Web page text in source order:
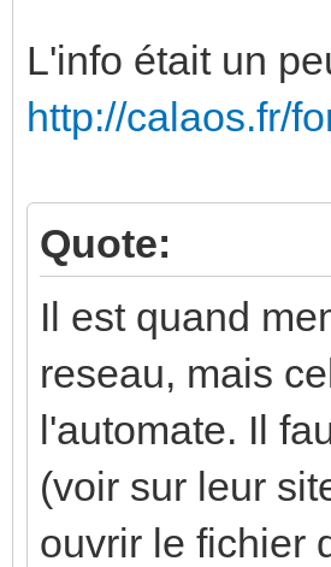
L'info était un
http://calaos.fr/
Quote:
Il est quand
reseau, mais
l'automate. Il
(voir sur leur
ouvrir le fichier